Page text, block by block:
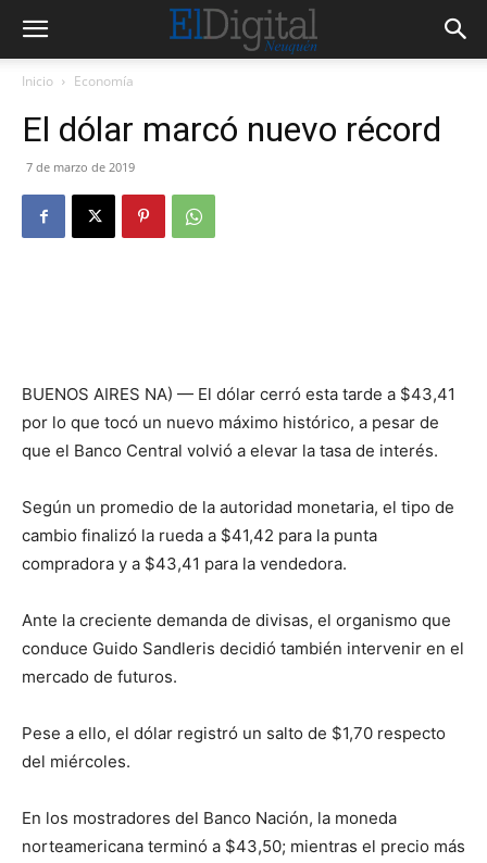
Inicio Economía
El dólar marcó nuevo récord
7 de marzo de 2019
BUENOS AIRES NA) — El dólar cerró esta tarde a $43,41
por lo que tocó un nuevo máximo histórico, a pesar de
que el Banco Central volvió a elevar la tasa de interés.
Según un promedio de la autoridad monetaria, el tipo de
cambio finalizó la rueda a $41,42 para la punta
compradora y a $43,41 para la vendedora.
Ante la creciente demanda de divisas, el organismo que
conduce Guido Sandleris decidió también intervenir en el
mercado de futuros.
Pese a ello, el dólar registró un salto de $1,70 respecto
del miércoles.
En los mostradores del Banco Nación, la moneda
norteamericana terminó a $43,50; mientras el precio más